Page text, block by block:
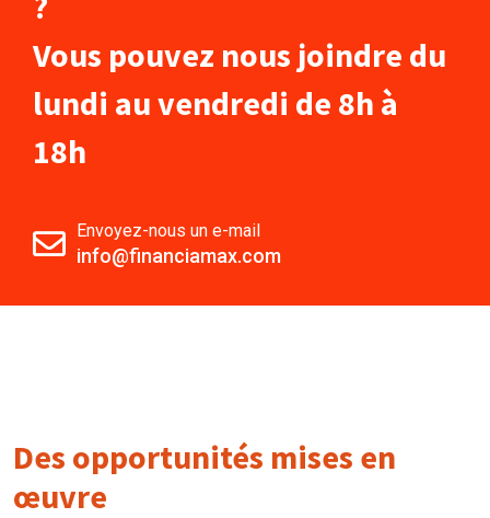
Vous pouvez nous joindre du
lundi au vendredi de 8h à
18h
Envoyez-nous un e-mail
info@financiamax.com
Des opportunités mises en
œuvre